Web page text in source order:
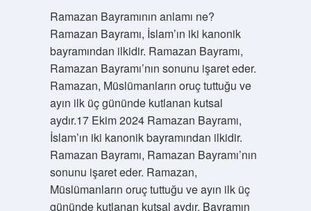
Ramazan Bayramının anlamı ne?
Ramazan Bayramı, İslam’ın iki kanonik
bayramından ilkidir. Ramazan Bayramı,
Ramazan Bayramı’nın sonunu işaret eder.
Ramazan, Müslümanların oruç tuttuğu ve
ayın ilk üç gününde kutlanan kutsal
aydır.17 Ekim 2024 Ramazan Bayramı,
İslam’ın iki kanonik bayramından ilkidir.
Ramazan Bayramı, Ramazan Bayramı’nın
sonunu işaret eder. Ramazan,
Müslümanların oruç tuttuğu ve ayın ilk üç
gününde kutlanan kutsal aydır. Bayramın